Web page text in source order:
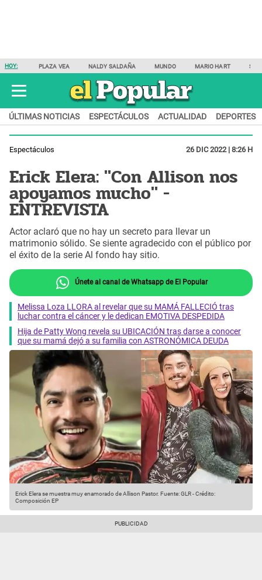
HOY: PLAZA VEA NALDY SALDAÑA MUNDO MARIO HART
ÚLTIMAS NOTICIAS ESPECTÁCULOS ACTUALIDAD DEPORTES
Espectáculos 26 DIC 2022 | 8:26 H
Erick Elera: "Con Allison nos
apoyamos mucho" -
ENTREVISTA
Actor aclaró que no hay un secreto para llevar un
matrimonio sólido. Se siente agradecido con el público por
el éxito de la serie Al fondo hay sitio.
Únete al canal de Whatsapp de El Popular
Melissa Loza LLORA al revelar que su MAMÁ FALLECIÓ tras
luchar contra el cáncer y le dedican EMOTIVA DESPEDIDA
Hija de Patty Wong revela su UBICACIÓN tras darse a conocer
que su mamá dejó a su familia con ASTRONÓMICA DEUDA
Erick Elera se muestra muy enamorado de Allison Pastor. Fuente: GLR-Crédito:
Composición EP